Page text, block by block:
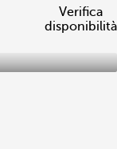
Verifica
disponibilità